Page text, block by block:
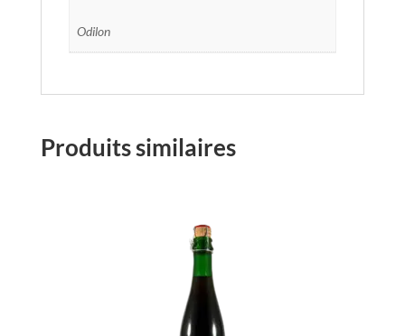
Odilon
Produits similaires